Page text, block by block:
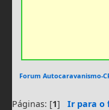
Forum Autocaravanismo-
Páginas: [1] Ir para o